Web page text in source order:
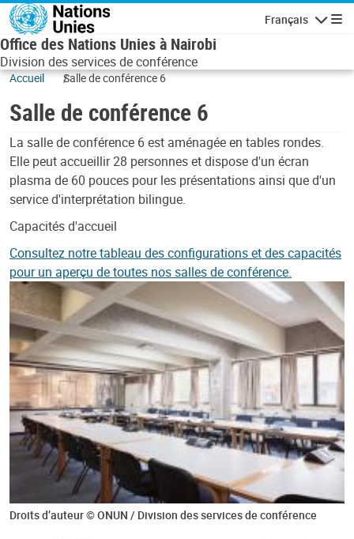
Skip to main content
Français
Office des Nations Unies à Nairobi
Division des services de conférence
Accueil Salle de conférence 6
Salle de conférence 6
Corps
La salle de conférence 6 est aménagée en tables rondes.
Elle peut accueillir 28 personnes et dispose d'un écran
plasma de 60 pouces pour les présentations ainsi que d'un
service d'interprétation bilingue.
Capacités d'accueil
Consultez notre tableau des configurations et des capacités
pour un aperçu de toutes nos salles de conférence.
Droits d’auteur © ONUN / Division des services de conférence